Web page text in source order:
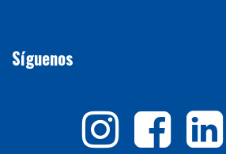
Síguenos